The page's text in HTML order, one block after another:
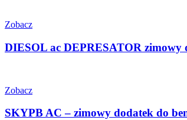
Zobacz
DIESOL ac DEPRESATOR zimowy
Zobacz
SKYPB AC – zimowy dodatek do